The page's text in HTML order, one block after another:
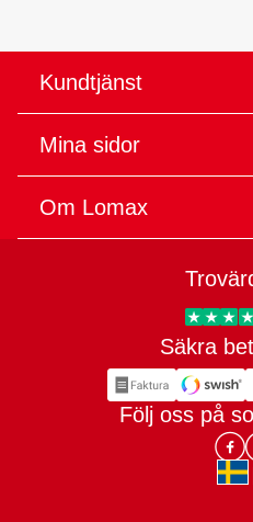
Kundtjänst
Mina sidor
Om Lomax
Säkra
Följ oss på